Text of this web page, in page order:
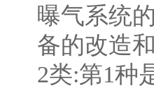
曝气系统
备的改造
2类:第1种